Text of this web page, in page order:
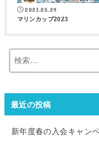
2023.05.29
マリンカップ2023
最近の投稿
新年度春の入会キャン